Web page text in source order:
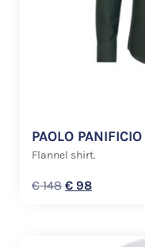
PAOLO PANIFICIO
Flannel shirt.
€148 € 98